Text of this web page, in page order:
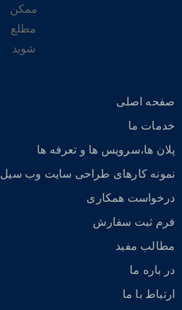
ممکن
مطلع
شوید
صفحه اصلی
خدمات ما
پلان ها،سرویس ها و تعرفه ها
نمونه کارهای طراحی سایت وب سیل
درخواست همکاری
فرم ثبت سفارش
مطالب مفید
در باره ما
ارتباط با ما